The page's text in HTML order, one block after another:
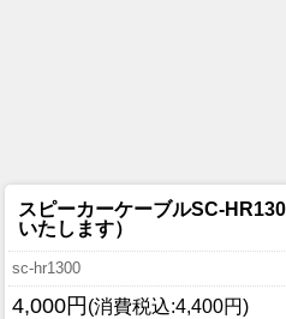
スピーカーケーブルSC-
いたします）
sc-hr1300
4,000円(消費税込:4,400円)